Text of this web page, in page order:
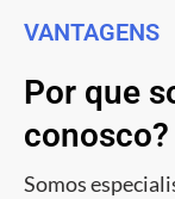
VANTAGENS
Por que
conosco?
Somos